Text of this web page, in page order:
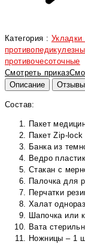
Категория : Укладки
противочесоточные
Смотреть приказ
Описание
Отзывы
Состав:
Пакет
Пакет Zip-
Банка из
Ведро
Стакан с
Палочка для
Перчатки
Халат
Шапочка или
Вата
Ножницы – 1